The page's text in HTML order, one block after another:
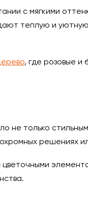
с мягкими
теплую и
, где розовые и
только
решениях
цветочными